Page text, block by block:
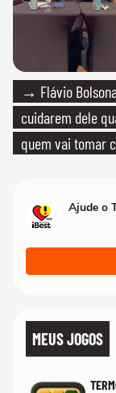
→ Flávio
cuidarem dele
quem vai tomar
Ajude o
MEUS JOGOS